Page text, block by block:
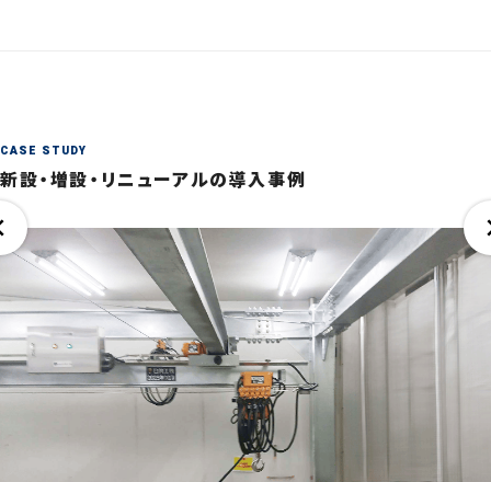
CASE STUDY
新設・増設・リニューアルの導入事例